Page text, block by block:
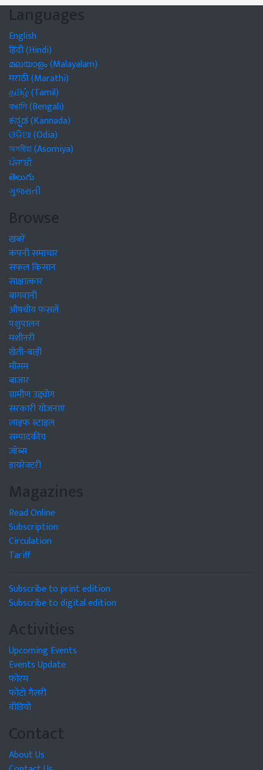
Languages
English
हिंदी (Hindi)
മലയാളം (Malayalam)
मराठी (Marathi)
தமிழ் (Tamil)
বাঙালি (Bengali)
ಕನ್ನಡ (Kannada)
ଓଡିଆ (Odia)
অসমীয়া (Asomiya)
ਪੰਜਾਬੀ
తెలుగు
ગુજરાતી
Browse
खबरें
कंपनी समाचार
सफल किसान
साक्षात्कार
बागवानी
औषधीय फसलें
पशुपालन
मशीनरी
खेती-बाड़ी
मौसम
बाजार
ग्रामीण उद्द्योग
सरकारी योजनाएं
लाइफ स्टाइल
सम्पादकीय
जॉब्स
डायरेक्टरी
Magazines
Read Online
Subscription
Circulation
Tariff
Subscribe to print edition
Subscribe to digital edition
Activities
Upcoming Events
Events Update
फोरम
फोटो गैलरी
वीडियो
Contact
About Us